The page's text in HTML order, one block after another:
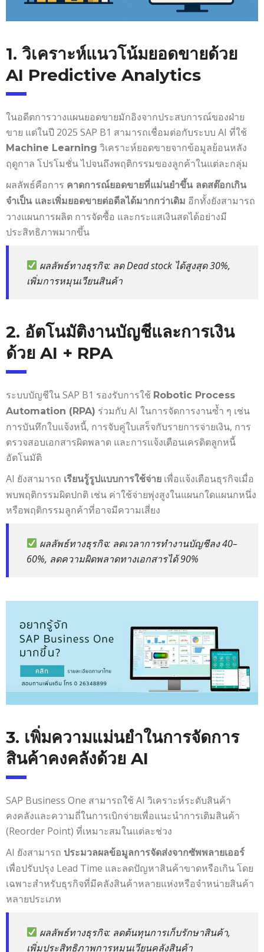
1. วิเคราะห์แนวโน้มยอดขายด้วย
AI Predictive Analytics
ในอดีตการวางแผนยอดขายมักอิงจากประสบการณ์ของฝ่าย
ขาย แต่ในปี 2025 SAP B1 สามารถเชื่อมต่อกับระบบ AI ที่ใช้
Machine Learning วิเคราะห์ยอดขายจากข้อมูลย้อนหลัง
ฤดูกาล โปรโมชั่น ไปจนถึงพฤติกรรมของลูกค้าในแต่ละกลุ่ม
ผลลัพธ์คือการ คาดการณ์ยอดขายที่แม่นยำขึ้น ลดสต๊อกเกิน
จำเป็น และเพิ่มยอดขายต่อดีลได้มากกว่าเดิม อีกทั้งยังสามารถ
วางแผนการผลิต การจัดซื้อ และกระแสเงินสดได้อย่างมี
ประสิทธิภาพมากขึ้น
ผลลัพธ์ทางธุรกิจ: ลด Dead stock ได้สูงสุด 30%,
เพิ่มการหมุนเวียนสินค้า
2. อัตโนมัติงานบัญชีและการเงิน
ด้วย AI + RPA
ระบบบัญชีใน SAP B1 รองรับการใช้ Robotic Process
Automation (RPA) ร่วมกับ AI ในการจัดการงานซ้ำ ๆ เช่น
การบันทึกใบแจ้งหนี้, การจับคู่ใบเสร็จกับรายการจ่ายเงิน, การ
ตรวจสอบเอกสารผิดพลาด และการแจ้งเตือนเครดิตลูกหนี้
อัตโนมัติ
AI ยังสามารถ เรียนรู้รูปแบบการใช้จ่าย เพื่อแจ้งเตือนธุรกิจเมื่อ
พบพฤติกรรมผิดปกติ เช่น ค่าใช้จ่ายพุ่งสูงในแผนกใดแผนกหนึ่ง
หรือพฤติกรรมลูกค้าที่อาจมีความเสี่ยง
ผลลัพธ์ทางธุรกิจ: ลดเวลาการทำงานบัญชีลง 40–
60%, ลดความผิดพลาดทางเอกสารได้ 90%
3. เพิ่มความแม่นยำในการจัดการ
สินค้าคงคลังด้วย AI
SAP Business One สามารถใช้ AI วิเคราะห์ระดับสินค้า
คงคลังและความถี่ในการเบิกจ่ายเพื่อแนะนำการเติมสินค้า
(Reorder Point) ที่เหมาะสมในแต่ละช่วง
AI ยังสามารถ ประมวลผลข้อมูลการจัดส่งจากซัพพลายเออร์
เพื่อปรับปรุง Lead Time และลดปัญหาสินค้าขาดหรือเกิน โดย
เฉพาะสำหรับธุรกิจที่มีคลังสินค้าหลายแห่งหรือจำหน่ายสินค้า
หลายประเภท
ผลลัพธ์ทางธุรกิจ: ลดต้นทุนการเก็บรักษาสินค้า,
เพิ่มประสิทธิภาพการหมุนเวียนคลังสินค้า